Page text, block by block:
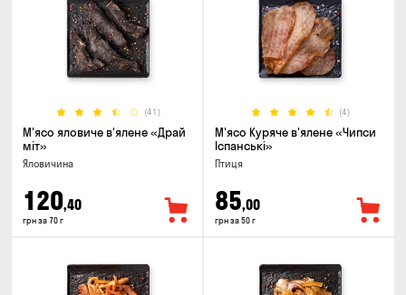
(41)
М'ясо яловиче в'ялене «Драй
міт»
Яловичина
120,40
грн за 70 г
(4)
М'ясо Куряче в'ялене «Чипси
Іспанські»
Птиця
85,00
грн за 50 г